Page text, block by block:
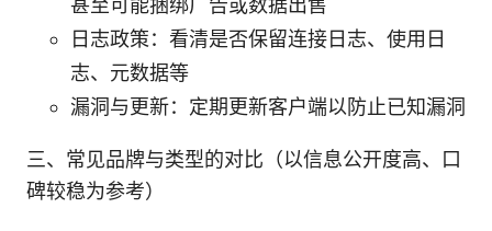
甚至可能捆绑广告或数据出售
日志政策：看清是否保留连接日志、使用日
志、元数据等
漏洞与更新：定期更新客户端以防止已知漏洞
三、常见品牌与类型的对比（以信息公开度高、口
碑较稳为参考）